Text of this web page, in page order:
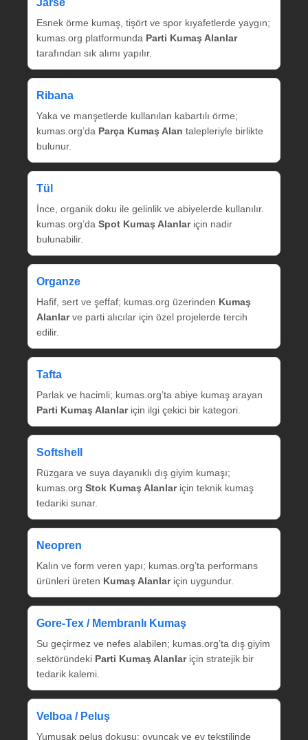
Jarse
Esnek örme kumaş, tişört ve spor kıyafetlerde yaygın;
kumas.org platformunda Parti Kumaş Alanlar
tarafından sık alımı yapılır.
Ribana
Yaka ve manşetlerde kullanılan kabartılı örme;
kumas.org’da Parça Kumaş Alan talepleriyle birlikte
bulunur.
Tül
İnce, organik doku ile gelinlik ve abiyelerde kullanılır.
kumas.org’da Spot Kumaş Alanlariçin nadir
bulunabilir.
Organze
Hafif, sert ve şeffaf; kumas.org üzerinden Kumaş
Alanlarve parti alıcılar için özel projelerde tercih
edilir.
Tafta
Parlak ve hacimli; kumas.org’ta abiye kumaş arayan
Parti Kumaş Alanlariçin ilgi çekici bir kategori.
Softshell
Rüzgara ve suya dayanıklı dış giyim kumaşı;
kumas.org Stok Kumaş Alanlariçin teknik kumaş
tedariki sunar.
Neopren
Kalın ve form veren yapı; kumas.org’ta performans
ürünleri üreten Kumaş Alanlariçin uygundur.
Gore‑Tex / Membranlı Kumaş
Su geçirmez ve nefes alabilen; kumas.org’ta dış giyim
sektöründeki Parti Kumaş Alanlariçin stratejik bir
tedarik kalemi.
Velboa / Peluş
Yumuşak peluş dokusu; oyuncak ve ev tekstilinde